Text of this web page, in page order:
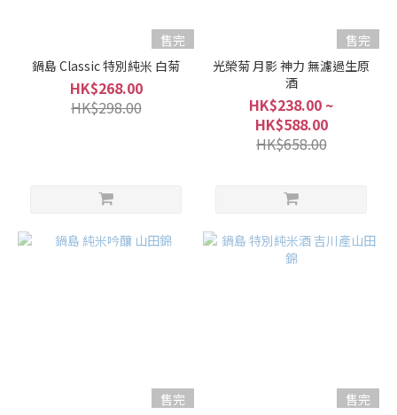
售完
鍋島 Classic 特別純米 白菊
HK$268.00
HK$298.00
售完
光榮菊 月影 神力 無濾過生原
酒
HK$238.00 ~
HK$588.00
HK$658.00
售完
售完